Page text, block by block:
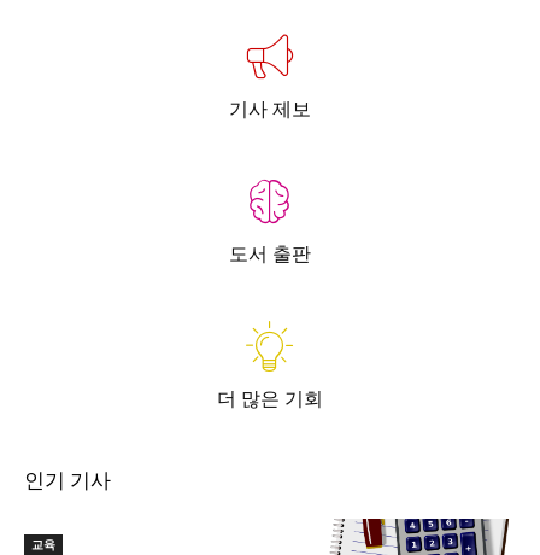
기사 제보
도서 출판
더 많은 기회
인기 기사
교육